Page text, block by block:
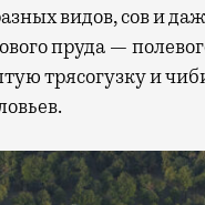
видов, сов и
пруда —
трясогузку и